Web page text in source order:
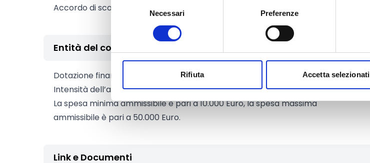
Necessari Preferenze
Rifiuta Accetta selezionati
Accordo di scopo di durata pari ad almeno quella del progetto.
Entità del contributo
Dotazione finanziaria complessiva:112.700 Euro
Intensità dell’aiuto:70%
La spesa minima ammissibile è pari a 10.000 Euro, la spesa massima
ammissibile è pari a 50.000 Euro.
Link e Documenti